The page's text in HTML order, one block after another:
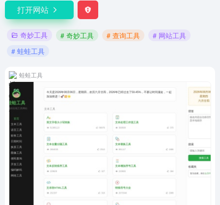
打开网站
奇妙工具 # 奇妙工具 # 查询工具
# 网站工具
# 蛙蛙工具
蛙蛙工具